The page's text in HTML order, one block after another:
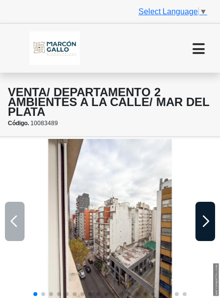
Select Language ▼
VENTA/ DEPARTAMENTO 2
AMBIENTES A LA CALLE/ MAR DEL
PLATA
Código. 10083489